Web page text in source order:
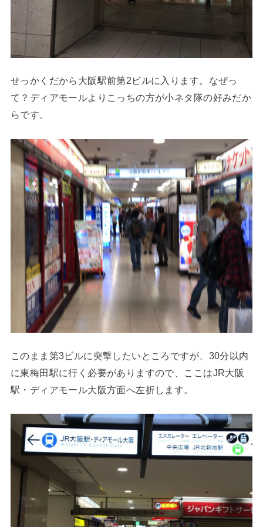
せっかくだから大阪駅前第2ビルに入ります。なぜっ
て？ディアモールよりこっちの方が小ネタ隊の好みだか
らです。
このまま第3ビルに突撃したいところですが、30分以内
に東梅田駅に行く必要がありますので、ここはJR大阪
駅・ディアモール大阪方面へ左折します。